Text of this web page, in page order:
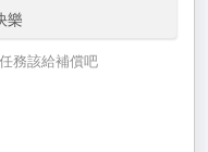
樂
務該給補償吧